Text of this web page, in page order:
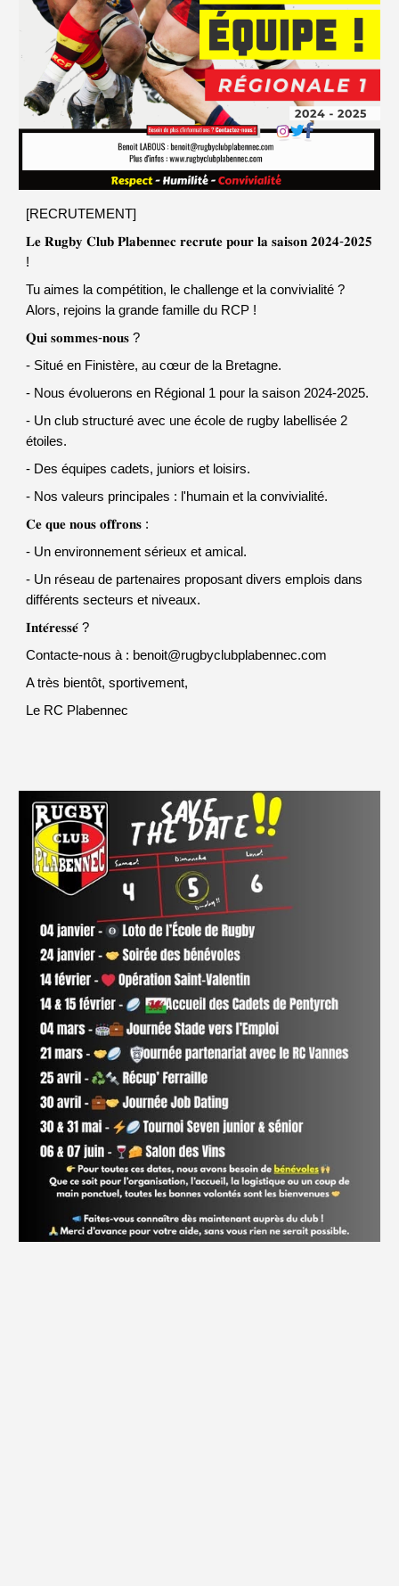
[RECRUTEMENT]
𝐋𝐞 𝐑𝐮𝐠𝐛𝐲 𝐂𝐥𝐮𝐛 𝐏𝐥𝐚𝐛𝐞𝐧𝐧𝐞𝐜 𝐫𝐞𝐜𝐫𝐮𝐭𝐞 𝐩𝐨𝐮𝐫 𝐥𝐚 𝐬𝐚𝐢𝐬𝐨𝐧 𝟐𝟎𝟐𝟒-𝟐𝟎𝟐𝟓
!
Tu aimes la compétition, le challenge et la convivialité ?
Alors, rejoins la grande famille du RCP !
𝐐𝐮𝐢 𝐬𝐨𝐦𝐦𝐞𝐬-𝐧𝐨𝐮𝐬 ?
- Situé en Finistère, au cœur de la Bretagne.
- Nous évoluerons en Régional 1 pour la saison 2024-2025.
- Un club structuré avec une école de rugby labellisée 2
étoiles.
- Des équipes cadets, juniors et loisirs.
- Nos valeurs principales : l'humain et la convivialité.
𝐂𝐞 𝐪𝐮𝐞 𝐧𝐨𝐮𝐬 𝐨𝐟𝐟𝐫𝐨𝐧𝐬 :
- Un environnement sérieux et amical.
- Un réseau de partenaires proposant divers emplois dans
différents secteurs et niveaux.
𝐈𝐧𝐭𝐞́𝐫𝐞𝐬𝐬𝐞́ ?
Contacte-nous à : benoit@rugbyclubplabennec.com
A très bientôt, sportivement,
Le RC Plabennec